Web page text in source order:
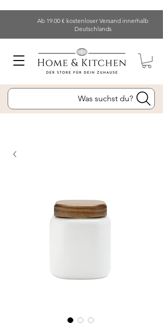
Ab 19.00 € kostenloser Versand innerhalb
Deutschlands
Was suchst du?